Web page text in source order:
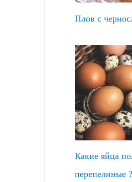
Плов с
Какие яйца
перепелиные ?